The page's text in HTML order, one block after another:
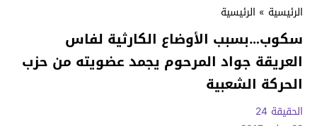
الرئيسية » الرئيسية
سكوب…بسبب الأوضاع الكارثية لفاس
العريقة جواد المرحوم يجمد عضويته من حزب
الحركة الشعبية
الحقيقة 24